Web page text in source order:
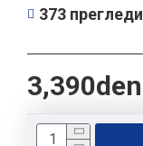
3,390den
373 прегледи